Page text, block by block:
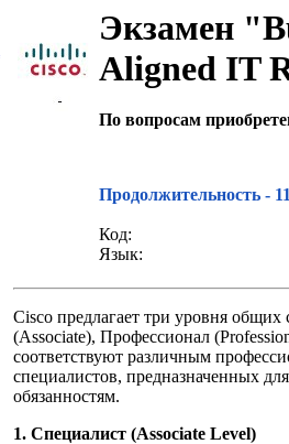
Экзамен
Aligned IT
По вопросам
Продолжительность -
Код:
Язык:
Cisco предлагает три уровня
(Associate), Профессионал
соответствуют различным
специалистов, предназначенных
обязанностям.
1. Специалист (Associate Level)